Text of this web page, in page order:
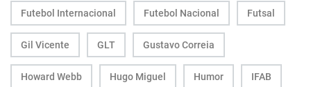
Futebol Internacional Futebol Nacional Futsal
Gil Vicente GLT Gustavo Correia
Howard Webb Hugo Miguel Humor IFAB